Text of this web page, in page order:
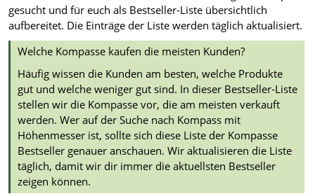
gesucht und für euch als Bestseller-Liste übersichtlich
aufbereitet. Die Einträge der Liste werden täglich aktualisiert.
Welche Kompasse kaufen die meisten Kunden?
Häufig wissen die Kunden am besten, welche Produkte
gut und welche weniger gut sind. In dieser Bestseller-Liste
stellen wir die Kompasse vor, die am meisten verkauft
werden. Wer auf der Suche nach Kompass mit
Höhenmesser ist, sollte sich diese Liste der Kompasse
Bestseller genauer anschauen. Wir aktualisieren die Liste
täglich, damit wir dir immer die aktuellsten Bestseller
zeigen können.